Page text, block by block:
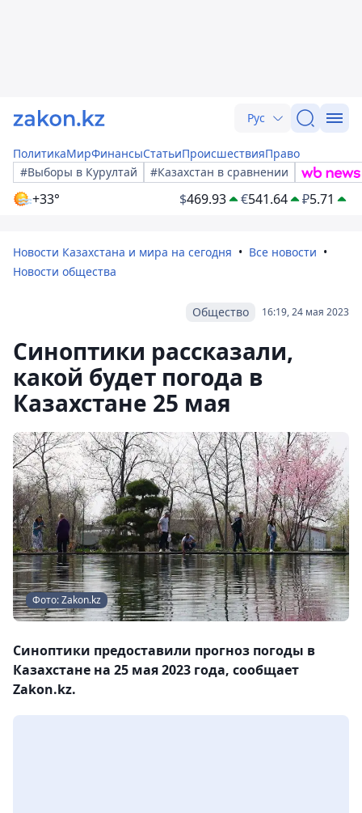
Рус
ПолитикаМирФинансыСтатьиПроисшествияПраво
#Выборы в Курултай
#Казахстан в сравнении
+33° $469.93 €541.64 ₽5.71
Новости Казахстана и мира на сегодня
Все новости
Новости общества
16:19, 24 мая 2023
Общество
Синоптики рассказали,
какой будет погода в
Казахстане 25 мая
Фото: Zakon.kz
Синоптики предоставили прогноз погоды в
Казахстане на 25 мая 2023 года, сообщает
Zakon.kz.